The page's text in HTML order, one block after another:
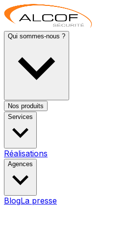
Qui sommes-nous ?
Nos produits
Services
Réalisations
Agences
BlogLa presse